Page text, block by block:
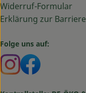
Widerruf-Formular
Erklärung zur
Folge uns auf:
Externer Link
Externer